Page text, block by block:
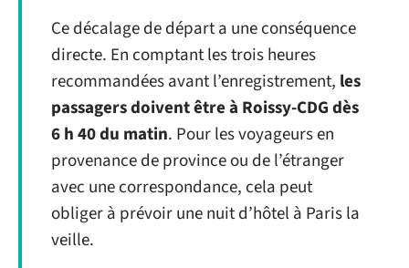
Ce décalage de départ a une conséquence
directe. En comptant les trois heures
recommandées avant l’enregistrement, les
passagers doivent être à Roissy-CDG dès
6 h 40 du matin. Pour les voyageurs en
provenance de province ou de l’étranger
avec une correspondance, cela peut
obliger à prévoir une nuit d’hôtel à Paris la
veille.